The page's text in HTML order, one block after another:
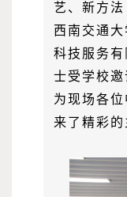
艺、新方
西南交通
科技服务
士受学校邀
为现场各
来了精彩的